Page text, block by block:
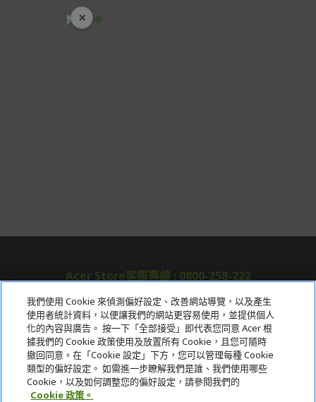
Acer Store客服專線 : 0800-258-222
關於宏碁
服務
宏碁網路商城
× 開學裝備全面降價
我們使用 Cookie 來偵測偏好設定、改善網站導覽，以及產生
使用者統計資料，以便讓我們的網站更容易使用，並提供個人
化的內容與廣告。 按一下「全部接受」即代表您同意 Acer 根
據我們的 Cookie 政策使用及放置所有 Cookie，且您可隨時
撤回同意。在「Cookie 設定」下方，您可以管理每種 Cookie
類型的偏好設定。 如需進一步瞭解我們是誰、我們使用哪些
Cookie，以及如何調整您的偏好設定，請參閱我們的
Cookie 政策。